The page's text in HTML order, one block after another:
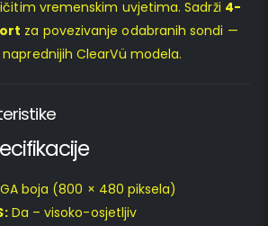
vremenskim uvjetima. Sadrži 4-
za povezivanje odabranih sondi —
ClearVü modela.
boja (800 × 480 piksela)
Da – visoko-osjetljiv